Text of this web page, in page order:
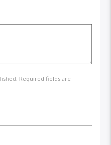
Required fields are